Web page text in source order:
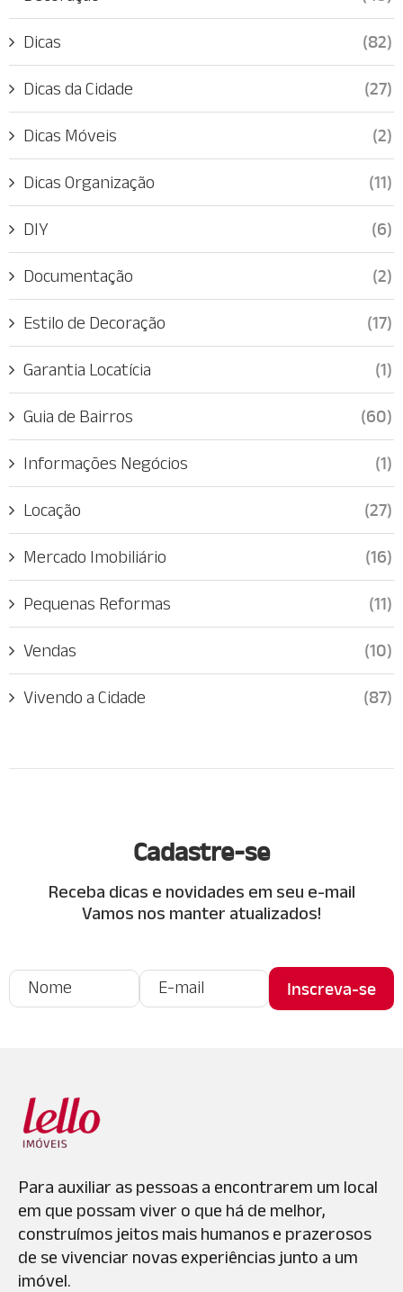
Dicas (82)
Dicas da Cidade (27)
Dicas Móveis (2)
Dicas Organização (11)
DIY (6)
Documentação (2)
Estilo de Decoração (17)
Garantia Locatícia (1)
Guia de Bairros (60)
Informações Negócios (1)
Locação (27)
Mercado Imobiliário (16)
Pequenas Reformas (11)
Vendas (10)
Vivendo a Cidade (87)
Cadastre-se
Receba dicas e novidades em seu e-mail
Vamos nos manter atualizados!
Para auxiliar as pessoas a encontrarem um local
em que possam viver o que há de melhor,
construímos jeitos mais humanos e prazerosos
de se vivenciar novas experiências junto a um
imóvel.